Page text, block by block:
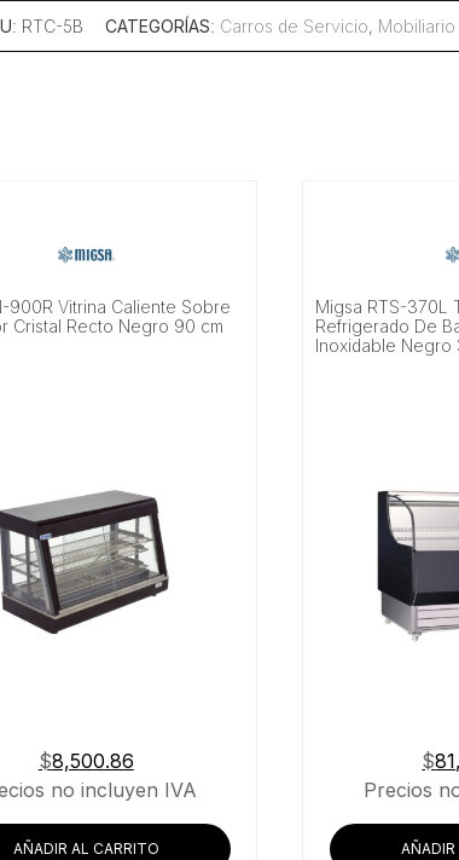
: RTC-5B CATEGORÍAS: Carros de Servicio, Mobiliario
900R Vitrina Caliente Sobre
Cristal Recto Negro 90 cm
$8,500.86
no incluyen IVA
AÑADIR AL CARRITO
Migsa RTS-370L
Refrigerado De
Inoxidable Negro
$
Precios